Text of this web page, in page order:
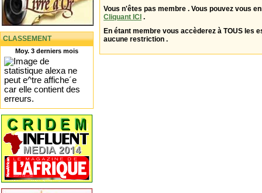
CLASSEMENT
Moy. 3 derniers mois
Vous n'êtes pas membre . Vous pouvez vous
Cliquant ICI .
En étant membre vous accèderez à TOUS les
aucune restriction .